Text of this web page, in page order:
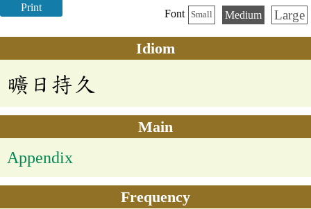
Print
Font Small Medium Large
Idiom
曠日持久
Main
Appendix
Frequency